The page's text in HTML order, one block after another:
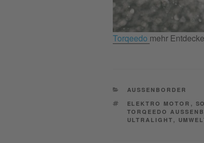
Torqeedo mehr
CATEGORIES
AUSSENBORDER
TAGS
ELEKTRO MOTOR ,
TORQEEDO
ULTRALIGHT ,